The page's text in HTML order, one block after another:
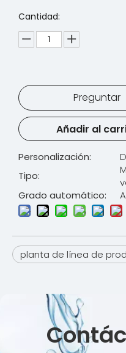
Cantidad:
Preguntar
Añadir al
Personalización:
Tipo:
Grado automático:
planta de línea de